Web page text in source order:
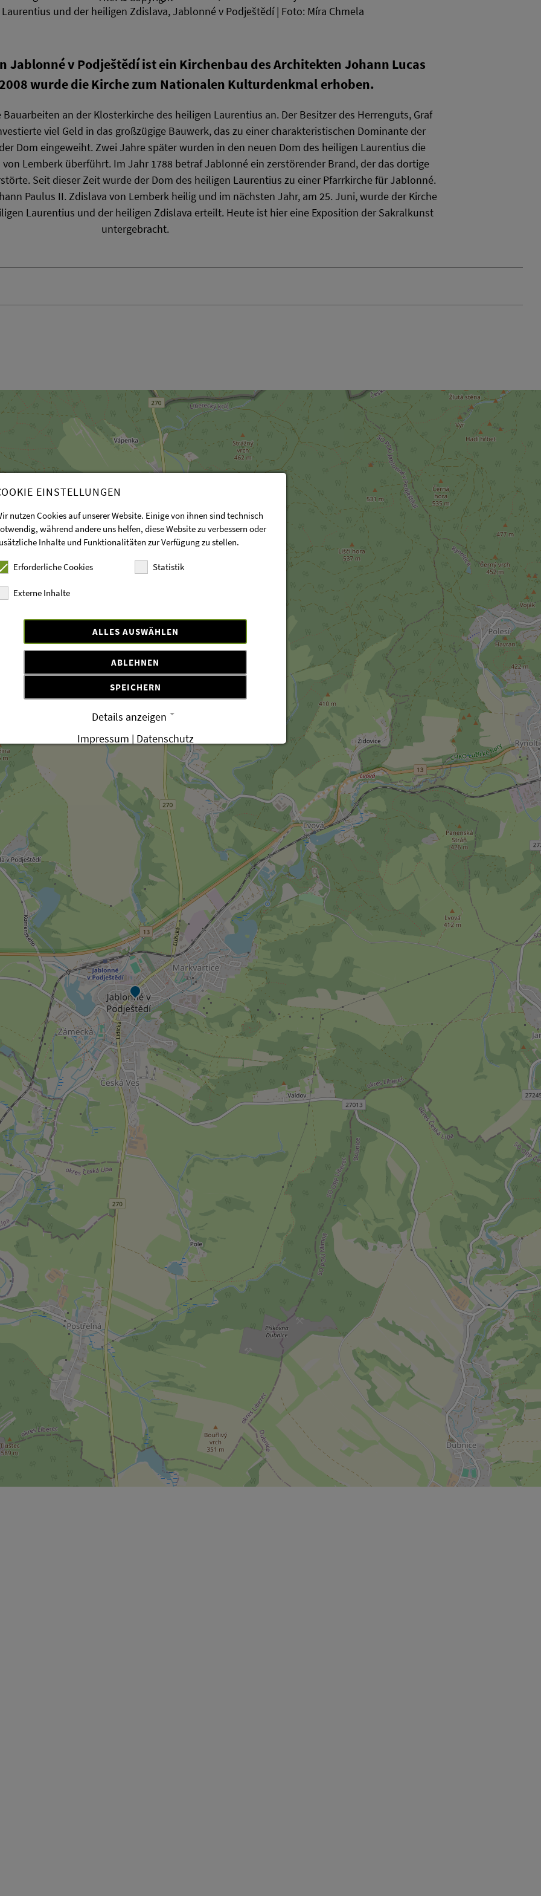
und der heiligen Zdislava, Jablonné v Podještědí | Foto: Míra Chmela
Jablonné v Podještědí ist ein Kirchenbau des Architekten Johann Lucas
wurde die Kirche zum Nationalen Kulturdenkmal erhoben.
an der Klosterkirche des heiligen Laurentius an. Der Besitzer des Herrenguts, Graf
viel Geld in das großzügige Bauwerk, das zu einer charakteristischen Dominante der
Dom eingeweiht. Zwei Jahre später wurden in den neuen Dom des heiligen Laurentius die
Lemberk überführt. Im Jahr 1788 betraf Jablonné ein zerstörender Brand, der das dortige
Seit dieser Zeit wurde der Dom des heiligen Laurentius zu einer Pfarrkirche für Jablonné.
Paulus II. Zdislava von Lemberk heilig und im nächsten Jahr, am 25. Juni, wurde der Kirche
Laurentius und der heiligen Zdislava erteilt. Heute ist hier eine Exposition der Sakralkunst
untergebracht.
EINSTELLUNGEN
nutzen Cookies auf unserer Website. Einige von ihnen sind technisch
während andere uns helfen, diese Website zu verbessern oder
Inhalte und Funktionalitäten zur Verfügung zu stellen.
Erforderliche Cookies Statistik
Externe Inhalte
ALLES AUSWÄHLEN
ABLEHNEN
SPEICHERN
Details anzeigen
Impressum | Datenschutz